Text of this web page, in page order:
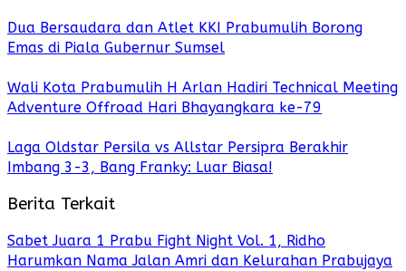
Dua Bersaudara dan Atlet KKI Prabumulih Borong
Emas di Piala Gubernur Sumsel
Wali Kota Prabumulih H Arlan Hadiri Technical Meeting
Adventure Offroad Hari Bhayangkara ke-79
Laga Oldstar Persila vs Allstar Persipra Berakhir
Imbang 3-3, Bang Franky: Luar Biasa!
Berita Terkait
Sabet Juara 1 Prabu Fight Night Vol. 1, Ridho
Harumkan Nama Jalan Amri dan Kelurahan Prabujaya